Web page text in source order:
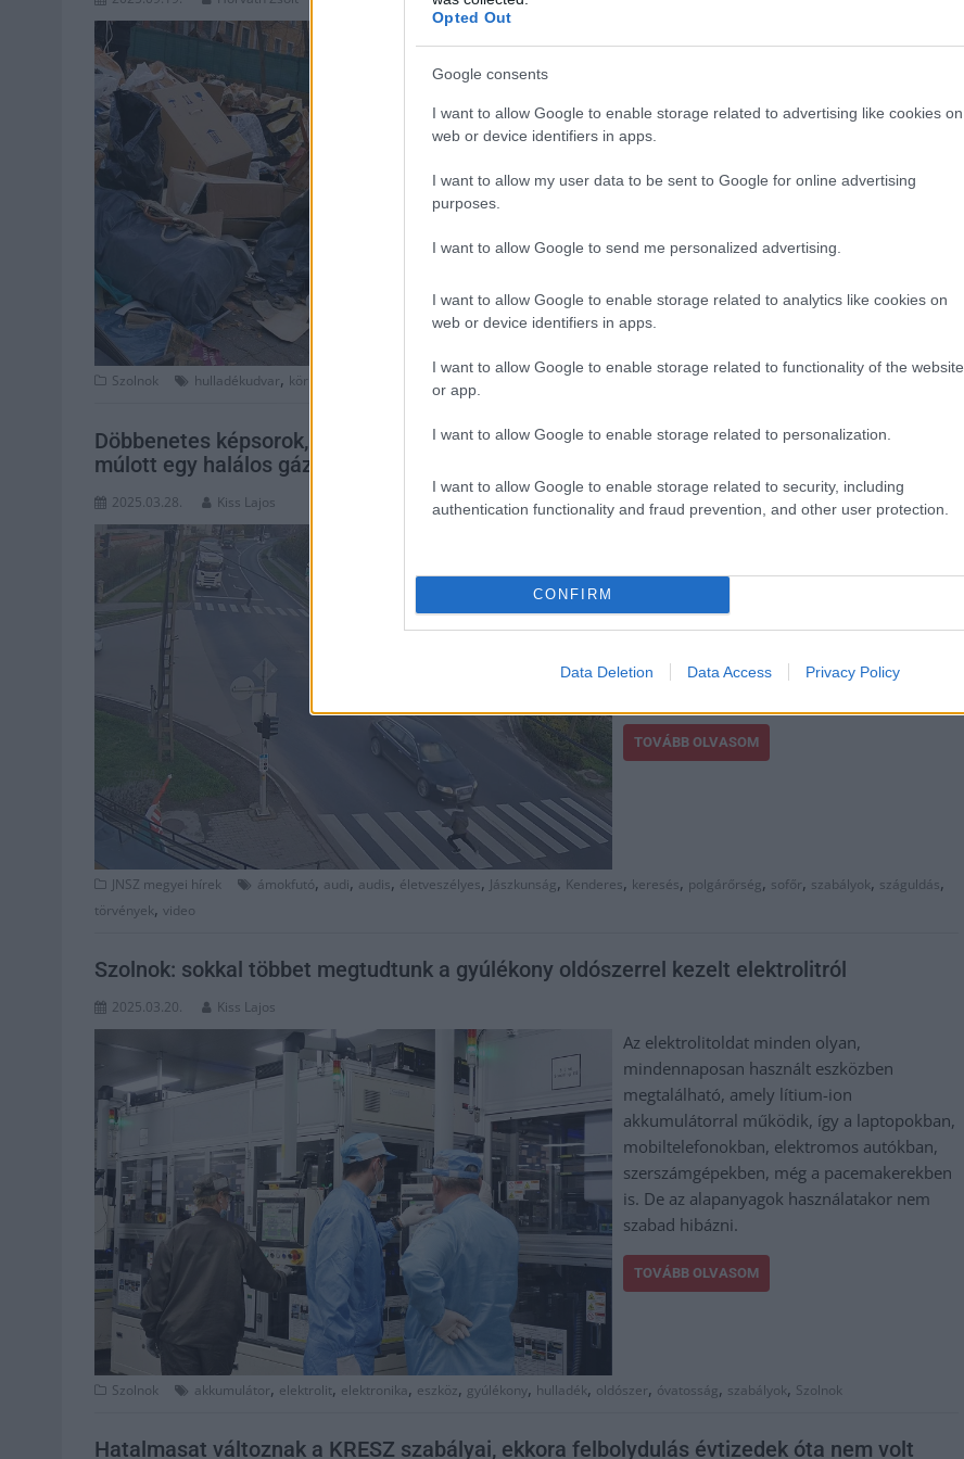
Opted Out
Google consents
I want to allow Google to enable storage related to advertising like cookies on
web or device identifiers in apps.
I want to allow my user data to be sent to Google for online advertising
purposes.
I want to allow Google to send me personalized advertising.
I want to allow Google to enable storage related to analytics like cookies on
web or device identifiers in apps.
I want to allow Google to enable storage related to functionality of the website
or app.
I want to allow Google to enable storage related to personalization.
I want to allow Google to enable storage related to security, including
authentication functionality and fraud prevention, and other user protection.
CONFIRM
Data Deletion Data Access Privacy Policy
a felelős hulladékkezelés, amelyhez pontos
útmutatást is adnak a lakosoknak – derül ki
Szolnok hulladékudvar, környezetvédelem , ,Szolnok
Döbbenetes képsorok, ámokfutó jászkunsági audist keresnek, tizedmásodperceken
múlott egy halálos gázolás – videó
2025.03.28. Kiss Lajos
sofőrrel Jász-Nagykun-Szolnok megyében.
audist, aki néhány centi híján gázolta el a
TOVÁBB OLVASOM
JNSZ megyei hírek ámokfutó, audi, audis, életveszélyes, Jászkunság, Kenderes, keresés, polgárőrség, sofőr, szabályok, száguldás,
törvények, video
Szolnok: sokkal többet megtudtunk a gyúlékony oldószerrel kezelt elektrolitról
2025.03.20. Kiss Lajos
Az elektrolitoldat minden olyan,
mindennaposan használt eszközben
megtalálható, amely lítium-ion
akkumulátorral működik, így a laptopokban,
mobiltelefonokban, elektromos autókban,
szerszámgépekben, még a pacemakerekben
is. De az alapanyagok használatakor nem
szabad hibázni.
TOVÁBB OLVASOM
Szolnok akkumulátor, elektrolit, elektronika, eszköz, gyúlékony, hulladék, oldószer, óvatosság, szabályok, Szolnok
Hatalmasat változnak a KRESZ szabályai, ekkora felbolydulás évtizedek óta nem volt